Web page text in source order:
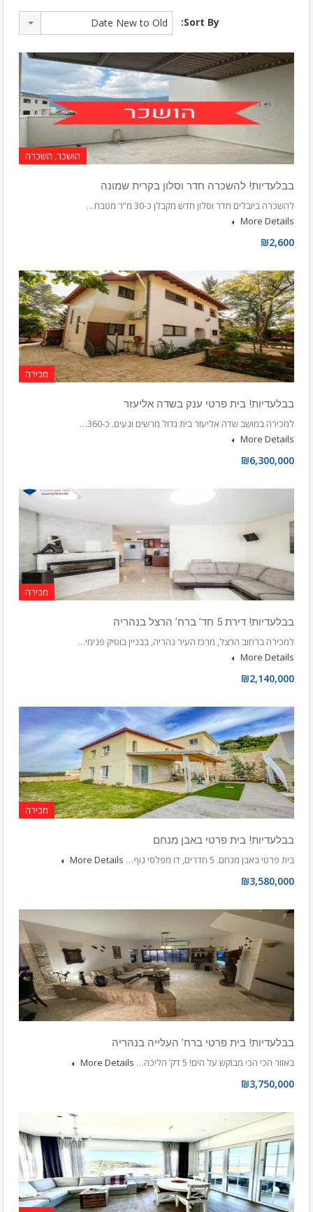
Sort By:
Date New to Old
הושכר, השכרה
בבלעדיות! להשכרה חדר וסלון בקרית שמונה
להשכרה ביובלים חדר וסלון חדש מקבלן כ-30 מ”ר מטבח…
More Details
₪2,600
מכירה
בבלעדיות! בית פרטי ענק בשדה אליעזר
למכירה במושב שדה אליעזר בית גדול מרשים ונעים. כ-360…
More Details
₪6,300,000
מכירה
בבלעדיות! דירת 5 חד’ ברח’ הרצל בנהריה
למכירה ברחוב הרצל, מרכז העיר נהריה, בבניין בוטיק פנימי…
More Details
₪2,140,000
מכירה
בבלעדיות! בית פרטי באבן מנחם
בית פרטי באבן מנחם. 5 חדרים, דו מפלסי נוף…
More Details
₪3,580,000
בבלעדיות! בית פרטי ברח’ העלייה בנהריה
באזור הכי הכי מבוקש על הים! 5 דק’ הליכה…
More Details
₪3,750,000